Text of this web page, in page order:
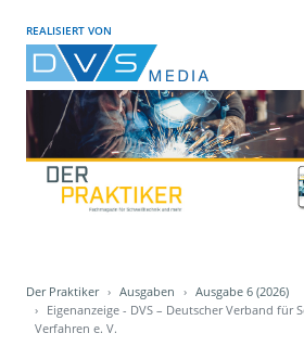
REALISIERT VON
Der Praktiker Ausgaben
Ausgabe 6 (2026)
Eigenanzeige - DVS – Deutscher Verband für
Verfahren e. V.